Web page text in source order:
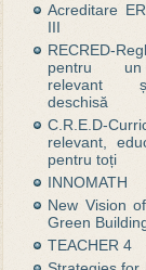
Acreditare
III
RECRED-
pentru un
relevant
deschisă
C.R.E.D-
relevant,
pentru toți
INNOMATH
New Vision
Green
TEACHER 4